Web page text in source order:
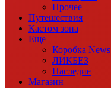
Прочее
Путешествия
Кастом зона
Еще
Коробка News
ЛИКБЕЗ
Наследие
Магазин